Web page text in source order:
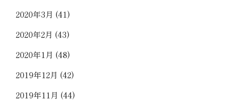
2020年3月 (41)
2020年2月 (43)
2020年1月 (48)
2019年12月 (42)
2019年11月 (44)